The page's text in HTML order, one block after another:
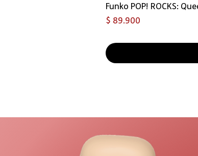
Funko POP! ROCKS:
Precio
$ 89.900